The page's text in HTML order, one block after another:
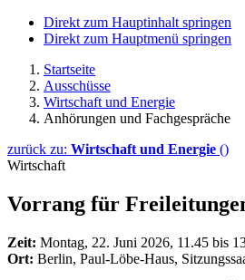
Direkt zum Hauptinhalt springen
Direkt zum Hauptmenü springen
Startseite
Ausschüsse
Wirtschaft und Energie
Anhörungen und Fachgespräche
zurück zu: Wirtschaft und Energie ()
Wirtschaft
Vorrang für
Zeit: Montag, 22. Juni 2026, 11.45 bis
Ort: Berlin, Paul-Löbe-Haus,